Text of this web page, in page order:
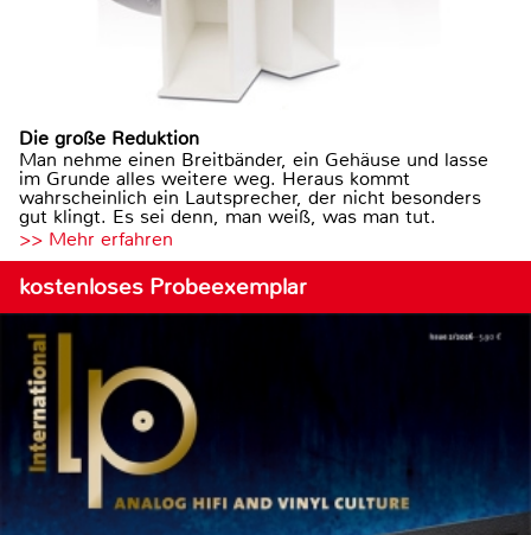
Die große Reduktion
Man nehme einen Breitbänder, ein Gehäuse und lasse
im Grunde alles weitere weg. Heraus kommt
wahrscheinlich ein Lautsprecher, der nicht besonders
gut klingt. Es sei denn, man weiß, was man tut.
>> Mehr erfahren
kostenloses Probeexemplar